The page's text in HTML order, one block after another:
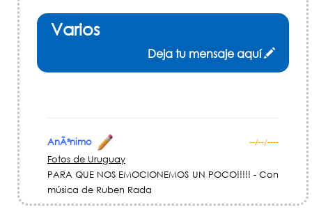
Varios
Deja tu mensaje aquí
AnÃ³nimo --/--/----
Fotos de Uruguay
PARA QUE NOS EMOCIONEMOS UN POCO!!!!! - Con
música de Ruben Rada